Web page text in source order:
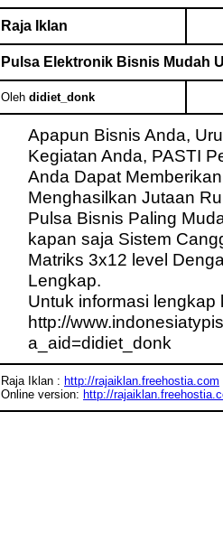
Raja Iklan
Pulsa Elektronik Bisnis Mudah
Oleh didiet_donk
Apapun Bisnis Anda,
Kegiatan Anda, PASTI
Anda Dapat
Menghasilkan Jutaan
Pulsa Bisnis Paling
kapan saja Sistem
Matriks 3x12 level
Lengkap.
Untuk informasi lengkap
http://
a_aid=didiet_donk
Raja Iklan : http://rajaiklan.freehostia.com
Online version: http://